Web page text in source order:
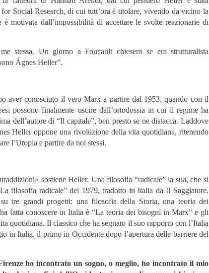
Social Research, di cui tutt’ora è titolare, vivendo da vicino la
è motivata dall’impossibilità di accettare le svolte reazionarie di
stessa. Un giorno a Foucault chiesero se era strutturalista
Ágnes Heller”.
aver conosciuto il vero Marx a partire dal 1953, quando con il
possono finalmente uscire dall’ortodossia in cui il regime ha
dell’autore di “Il capitale”, ben presto se ne distacca. Laddove
Heller oppone una rivoluzione della vita quotidiana, ritenendo
l’Utopia e partire da noi stessi.
sostiene Heller. Una filosofia “radicale” la sua, che si
filosofia radicale” del 1979, tradotto in Italia da Il Saggiatore.
tre grandi progetti: una filosofia della Storia, una teoria dei
fatta conoscere in Italia è “La teoria dei bisogni in Marx” e gli
quotidiana. Il classico che ha segnato il suo rapporto con l’Italia
in Italia, il primo in Occidente dopo l’apertura delle barriere del
ho incontrato un sogno, o meglio, ho incontrato il mio